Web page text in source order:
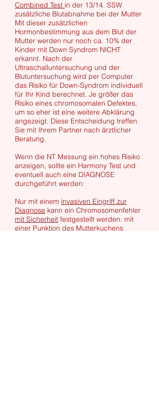
Combined Test in der 13/14. SSW
zusätzliche Blutabnahme bei der Mutter
Mit dieser zusätzlichen
Hormonbestimmung aus dem Blut der
Mutter werden nur noch ca. 10% der
Kinder mit Down Syndrom NICHT
erkannt. Nach der
Ultraschalluntersuchung und der
Blutuntersuchung wird per Computer
das Risiko für Down-Syndrom individuell
für Ihr Kind berechnet. Je größer das
Risiko eines chromosomalen Defektes,
um so eher ist eine weitere Abklärung
angezeigt. Diese Entscheidung treffen
Sie mit Ihrem Partner nach ärztlicher
Beratung.
Wenn die NT Messung ein hohes Risiko
anzeigen, sollte ein Harmony Test und
eventuell auch eine DIAGNOSE
durchgeführt werden:
Nur mit einem invasiven Eingriff zur
Diagnose kann ein Chromosomenfehler
mit Sicherheit festgestellt werden: mit
einer Punktion des Mutterkuchens